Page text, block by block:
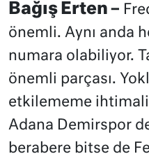
Bağış Erten –
önemli. Aynı anda
numara olabiliyor.
önemli parçası.
etkilememe
Adana Demirspor
berabere bitse de